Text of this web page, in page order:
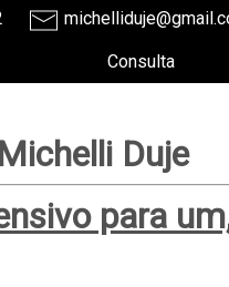
Consulta
Duje
para